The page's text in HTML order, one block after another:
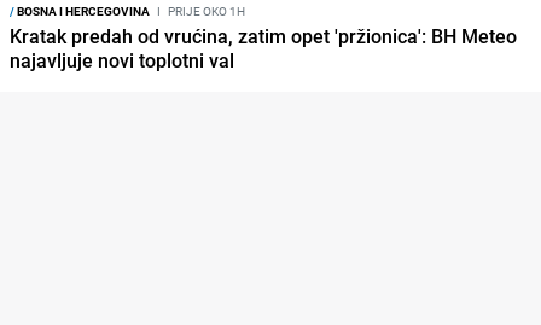
/BOSNA I HERCEGOVINA I PRIJE OKO 1H
Kratak predah od vrućina, zatim opet 'pržionica': BH Meteo
najavljuje novi toplotni val